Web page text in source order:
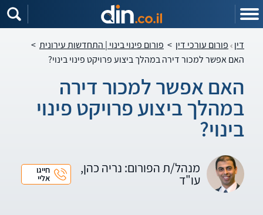
דין פורום עורכי דין > פורום פינוי בינוי | התחדשות עירונית >
האם אפשר למכור דירה במהלך ביצוע פרויקט פינוי בינוי?
האם אפשר למכור דירה
במהלך ביצוע פרויקט פינוי
בינוי?
מנהל/ת הפורום: נריה כהן,
עו"ד
חייגו
אליי